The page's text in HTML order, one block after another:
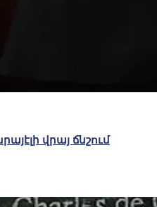
վրայ ճնշում